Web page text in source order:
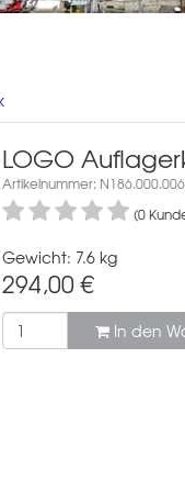
LOGO
Artikelnummer:
(0
Gewicht: 7.6 kg
294,00 €
In den